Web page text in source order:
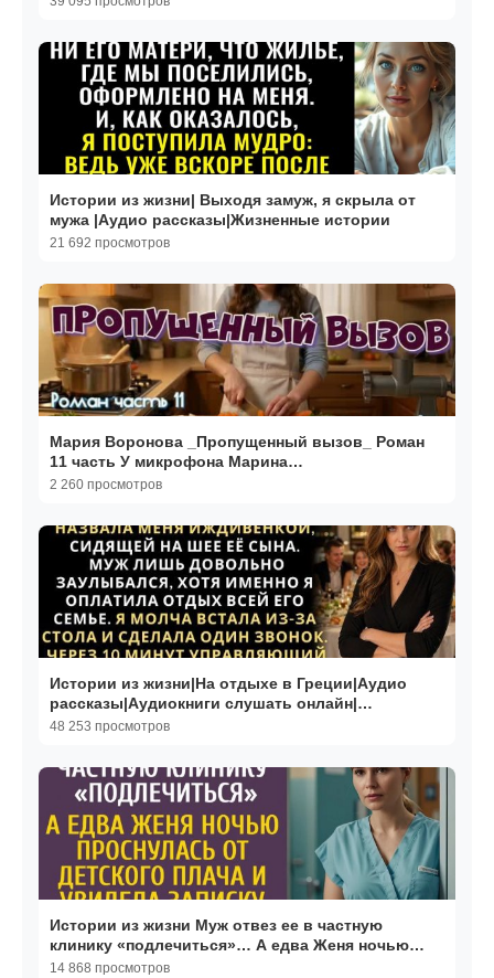
Истории из жизни| Выходя замуж, я скрыла от
мужа |Аудио рассказы|Жизненные истории
21 692 просмотров
Мария Воронова _Пропущенный вызов_ Роман
11 часть У микрофона Марина
Багинская_encoded
2 260 просмотров
Истории из жизни|На отдыхе в Греции|Аудио
рассказы|Аудиокниги слушать онлайн|
Жизненные истории
48 253 просмотров
Истории из жизни Муж отвез ее в частную
клинику «подлечиться»… А едва Женя ночью
проснулась от плача
14 868 просмотров